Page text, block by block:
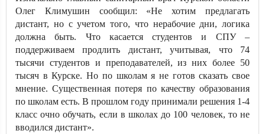
Олег Климушин сообщил: «Не хотим предлагать
дистант, но с учетом того, что нерабочие дни, логика
должна быть. Что касается студентов и СПУ –
поддерживаем продлить дистант, учитывая, что 74
тысячи студентов и преподавателей, из них более 50
тысяч в Курске. Но по школам я не готов сказать свое
мнение. Существенная потеря по качеству образования
по школам есть. В прошлом году принимали решения 1-4
класс очно обучать, если в школах до 100 человек, то не
вводился дистант».